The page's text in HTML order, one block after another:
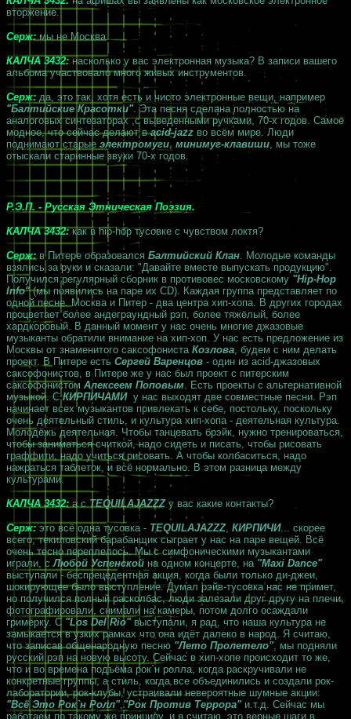
вторжение.
Серж: мы не Москва.
КАЛЧА 3432: насколько у вас электронная музыка? В записи вашего
альбома участвовало много живых инструментов.
Серж: да, это так, хотя есть и чисто электронные вещи, например
"Балтийские Красотки". Эта песня сделана полностью на
аналоговых синтезаторах ,с выведенными ручками, 70-х годов. Самое
модное, что сейчас делают вacid-jazz во всём мире. Люди
поднимают старые электромуги, минимуг-клавиши, мы тоже
отыскали старинные звуки 70-х годов.
Р.Э.П. - Русская Этническая Поэзия.
КАЛЧА 3432: как в hip-hop тусовке с чувством локтя?
Серж: в Питере образовался Балтийский Клан. Молодые команды
взялись за руки и сказали: "Давайте вместе выпускать продукцию".
Получился регулярный сборник в противовес московскому "Hip-Hop
Info"(мы появились на паре их CD). Каждая группа представляет по
одной песне. Москва и Питер - два центра хип-хопа. В других городах
процветает более андеграундный рэп, более тяжёлый, более
хардкоровый. В данный момент у нас очень многие джазовые
музыканты обратили внимание на хип-хоп. У нас есть предложение из
Москвы от знаменитого саксофониста Козлова, будем с ним делать
проект. В Питере есть Сергей Варенцов - один из acid-джазовых
саксофонистов, в Питере же у нас был проект с питерским
саксофонистом Алексеем Поповым. Есть проекты с альтернативной
музыкой. СКИРПИЧАМИу нас выходят две совместные песни. Рэп
начинает всех музыкантов привлекать к себе, постольку, поскольку
очень деятельный стиль, и культура хип-хопа - деятельная культура.
Молодёжь деятельная. Чтобы танцевать брэйк, нужно тренироваться,
чтобы заниматься считкой, надо сидеть и писать, чтобы рисовать
граффити, надо учиться рисовать. А чтобы колбаситься, надо
нажраться таблеток, и всё нормально. В этом разница между
культурами.
КАЛЧА 3432: а сTEQUILAJAZZZ у вас какие контакты?
Серж: это всё одна тусовка - TEQUILAJAZZZ, КИРПИЧИ... скорее
всего, текиловский барабанщик сыграет у нас на паре вещей. Всё
очень тесно переплелось. Мы с симфоническими музыкантами
играли, сЛюбой Успенской на одном концерте, на "Maxi Dance"
выступали - беспрецедентная акция, когда были только ди-джеи,
шокирующее было выступление. Думал рэйв-тусовка нас не примет,
но получился полный расколбас, люди залезали друг другу на плечи,
фотографировали, снимали на камеры, потом долго осаждали
гримёрку. С "Los Del Rio"выступали, я рад, что наша культура не
замыкается в узких рамках что она идёт далеко в народ. Я считаю,
что записав общенародную песню "Лето Пролетело", мы подняли
русский рэп на новую высоту. Сейчас в хип-хопе происходит то же,
что и во времена подъёма рок`н ролла, когда раскручивали не
конкретные группы, а стиль, когда все объединились и создали рок-
лаборатории, рок-клубы, устраивали невероятные шумные акции:
"Всё Это Рок`н Ролл","Рок Против Террора"и.т.д. Сейчас мы
работаем по такому же принципу, и я считаю, это верные шаги в